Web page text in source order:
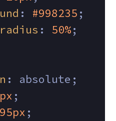
: #998235 ;
: 50%;
: absolute;
;
;